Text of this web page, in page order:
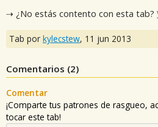
⇢ ¿No estás contento con esta tab?
Tab por kylecstew, 11 jun 2013
Comentarios (2)
Comentar
¡Comparte tus patrones de rasgueo,
tocar este tab!